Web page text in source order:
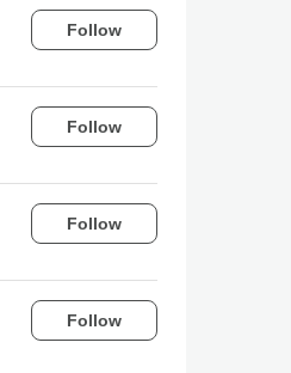
Follow
Follow
Follow
Follow